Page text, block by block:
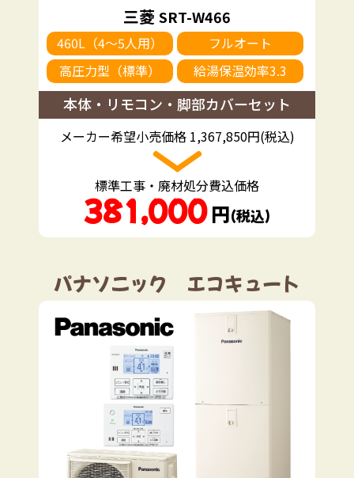
三菱 SRT-W466
460L（4～5人用）
フルオート
高圧力型（標準）
給湯保温効率3.3
本体・リモコン・脚部カバーセット
メーカー希望小売価格 1,367,850円(税込)
標準工事・廃材処分費込価格
381,000 円（税込）
パナソニック エコキュート